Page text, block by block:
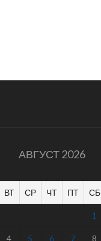
АВГУСТ 2026
ВТ СР ЧТ ПТ СБ
1
4 5 6 7 8